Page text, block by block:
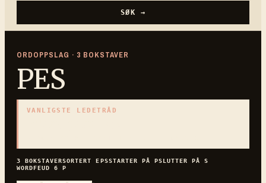
SØK →
ORDOPPSLAG · 3 BOKSTAVER
PES
VANLIGSTE LEDETRÅD
3 BOKSTAVERSORTERTEPSSTARTER PÅ PSLUTTER PÅS
WORDFEUD6 P